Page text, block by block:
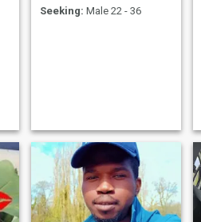
Seeking: Male 22 - 36